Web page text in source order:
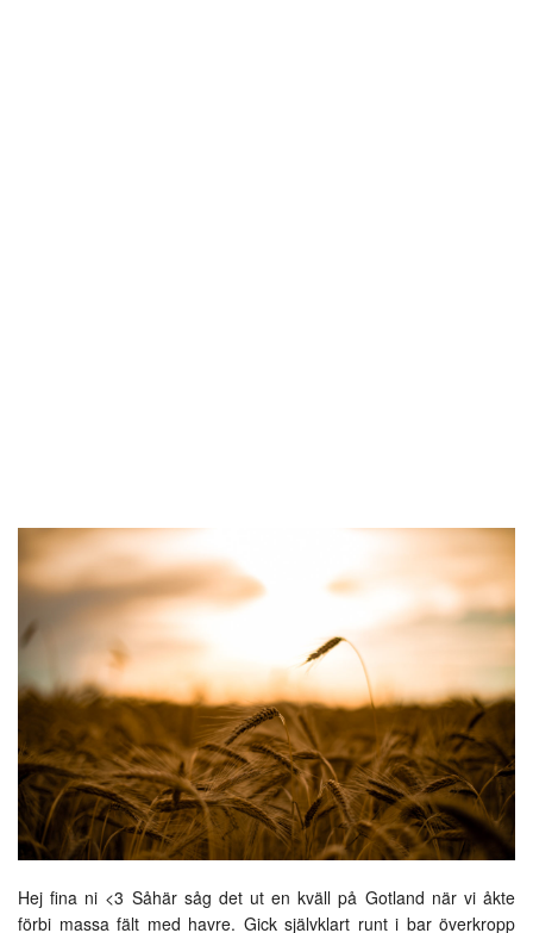
Hej fina ni <3 Såhär såg det ut en kväll på Gotland när vi åkte
förbi massa fält med havre. Gick självklart runt i bar överkropp